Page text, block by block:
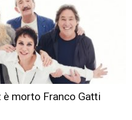
morto Franco Gatti